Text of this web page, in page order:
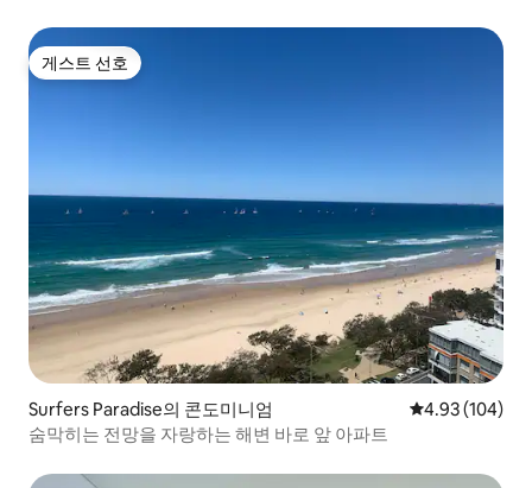
게스트 선호
게스트 선호
Surfers Paradise의 콘도미니엄 평점 4.93점(5
4.93 (104)
숨막히는 전망을 자랑하는 해변 바로 앞 아파트